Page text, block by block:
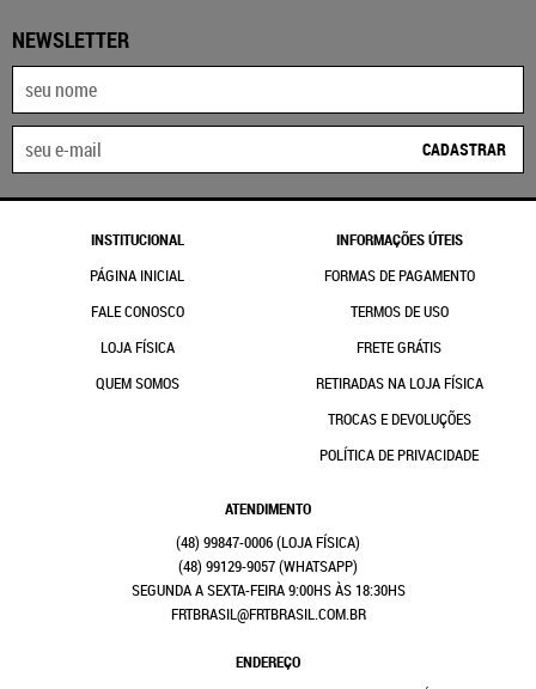
NEWSLETTER
CADASTRAR
INSTITUCIONAL
PÁGINA INICIAL
FALE CONOSCO
LOJA FÍSICA
QUEM SOMOS
INFORMAÇÕES ÚTEIS
FORMAS DE PAGAMENTO
TERMOS DE USO
FRETE GRÁTIS
RETIRADAS NA LOJA FÍSICA
TROCAS E DEVOLUÇÕES
POLÍTICA DE PRIVACIDADE
ATENDIMENTO
(48) 99847-0006
(48) 99129-9057(WHATSAPP)
SEGUNDA A SEXTA-FEIRA 9:00HS ÀS 18:30HS
FRTBRASIL@FRTBRASIL.COM.BR
ENDEREÇO